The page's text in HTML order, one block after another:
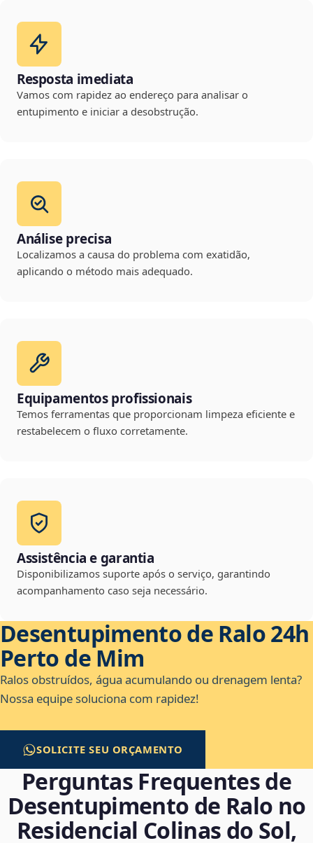
Resposta imediata
Vamos com rapidez ao endereço para analisar o
entupimento e iniciar a desobstrução.
Análise precisa
Localizamos a causa do problema com exatidão,
aplicando o método mais adequado.
Equipamentos profissionais
Temos ferramentas que proporcionam limpeza eficiente e
restabelecem o fluxo corretamente.
Assistência e garantia
Disponibilizamos suporte após o serviço, garantindo
acompanhamento caso seja necessário.
Desentupimento de Ralo 24h
Perto de Mim
Ralos obstruídos, água acumulando ou drenagem lenta?
Nossa equipe soluciona com rapidez!
SOLICITE SEU ORÇAMENTO
Perguntas Frequentes de
Desentupimento de Ralo no
Residencial Colinas do Sol,